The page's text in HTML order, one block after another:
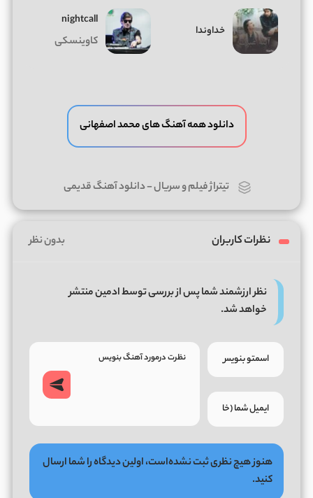
خداوندا
nightcall
کاوینسکی
دانلود همه آهنگ های محمد اصفهانی
تیتراژ فیلم و سریال-دانلود آهنگ قدیمی
نظرات کاربران بدون نظر
نظر ارزشمند شما پس از بررسی توسط ادمین منتشر
خواهد شد.
هنوز هیچ نظری ثبت نشده‌است، اولین دیدگاه را شما ارسال
کنید.